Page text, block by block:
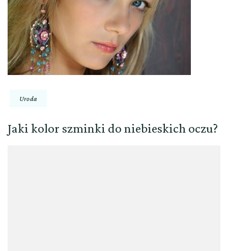
Uroda
Jaki kolor szminki do niebieskich oczu?